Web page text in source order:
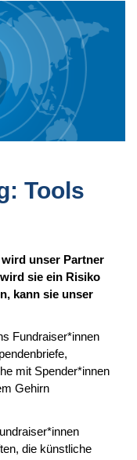
Tools
unser Partner
sie ein Risiko
kann sie unser
Fundraiser*innen
mit Spender*innen
Gehirn
die künstliche